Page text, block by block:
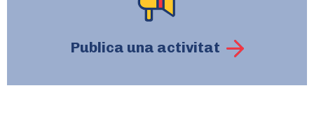
Publica una activitat